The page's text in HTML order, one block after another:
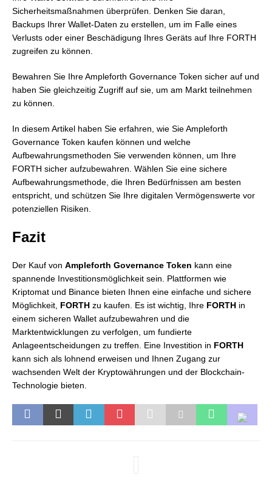
Sicherheitsmaßnahmen überprüfen. Denken Sie daran,
Backups Ihrer Wallet-Daten zu erstellen, um im Falle eines
Verlusts oder einer Beschädigung Ihres Geräts auf Ihre FORTH
zugreifen zu können.
Bewahren Sie Ihre Ampleforth Governance Token sicher auf und
haben Sie gleichzeitig Zugriff auf sie, um am Markt teilnehmen
zu können.
In diesem Artikel haben Sie erfahren, wie Sie Ampleforth
Governance Token kaufen können und welche
Aufbewahrungsmethoden Sie verwenden können, um Ihre
FORTH sicher aufzubewahren. Wählen Sie eine sichere
Aufbewahrungsmethode, die Ihren Bedürfnissen am besten
entspricht, und schützen Sie Ihre digitalen Vermögenswerte vor
potenziellen Risiken.
Fazit
Der Kauf von Ampleforth Governance Token kann eine
spannende Investitionsmöglichkeit sein. Plattformen wie
Kriptomat und Binance bieten Ihnen eine einfache und sichere
Möglichkeit, FORTH zu kaufen. Es ist wichtig, Ihre FORTH in
einem sicheren Wallet aufzubewahren und die
Marktentwicklungen zu verfolgen, um fundierte
Anlageentscheidungen zu treffen. Eine Investition in FORTH
kann sich als lohnend erweisen und Ihnen Zugang zur
wachsenden Welt der Kryptowährungen und der Blockchain-
Technologie bieten.